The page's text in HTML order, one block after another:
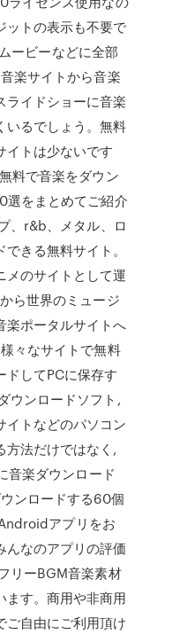
ットの表示も不要で
ービーなどに全部
楽サイトから音楽
ライドショーに音楽
いるでしょう。無料
イトは少ないです
料で音楽をダウン
選をまとめてご紹介
、r&b、メタル、ロ
きる無料サイト。
メのサイトとして運
ら世界のミュージ
楽ポータルサイトへ
々なサイトで無料
ドしてPCに保存す
ウンロードソフト,
イトなどのパソコン
方法だけではなく,
音楽ダウンロード
ンロードする60個
アプリをお
んなのアプリの評価
リーBGM音楽素材
ます。商用や非商用
ご自由にご利用頂け